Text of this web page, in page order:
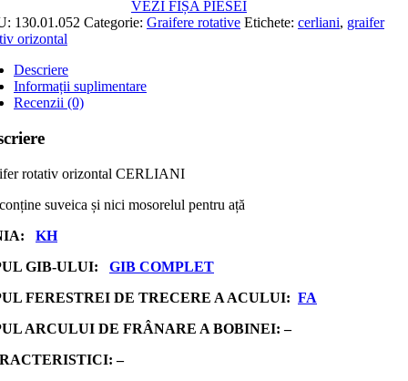
VEZI FIȘA PIESEI
130.01.052 Categorie: Graifere rotative Etichete: cerliani, graifer
orizontal
Descriere
Informații suplimentare
Recenzii (0)
rotativ orizontal CERLIANI
suveica și nici mosorelul pentru ață
KH
GIB-ULUI: GIB COMPLET
FERESTREI DE TRECERE A ACULUI: FA
ARCULUI DE FRÂNARE A BOBINEI: –
–